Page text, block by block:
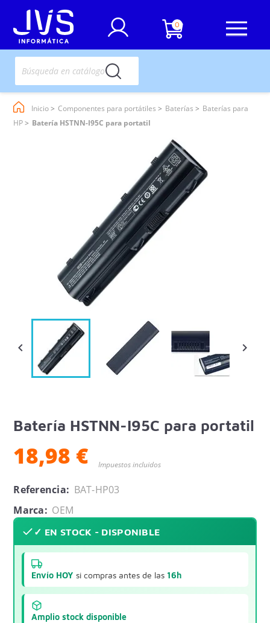
0
Inicio Componentes para portátiles Baterías
Baterías para
HP
Batería HSTNN-I95C para portatil
 
Batería HSTNN-I95C para portatil
18,98 € Impuestos incluidos
Referencia: BAT-HP03
Marca: OEM
✓ EN STOCK - DISPONIBLE
Envío HOY si compras antes de las 16h
Amplio stock disponible